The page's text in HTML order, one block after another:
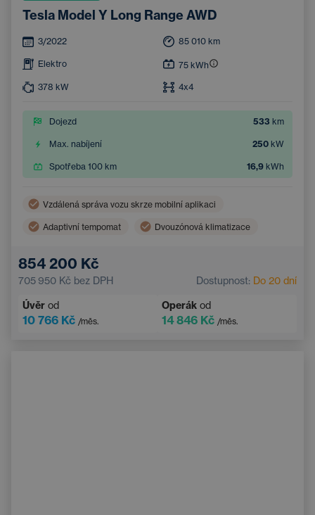
Tesla Model Y Long Range AWD
3/2022 85 010 km
Elektro 75 kWh
378 kW 4x4
Dojezd 533 km
Max. nabíjení 250 kW
Spotřeba 100 km 16,9 kWh
Vzdálená správa vozu skrze mobilní aplikaci
Adaptivní tempomat Dvouzónová klimatizace
Asistent hlídání jízdy v pruhu
Parkovací kamera Elektricky nastavitelná sedadla
854 200 Kč
705 950 Kč bez DPH Dostupnost: Do 20 dní
Úvěr od
10 766 Kč /měs.
Operák od
14 846 Kč /měs.